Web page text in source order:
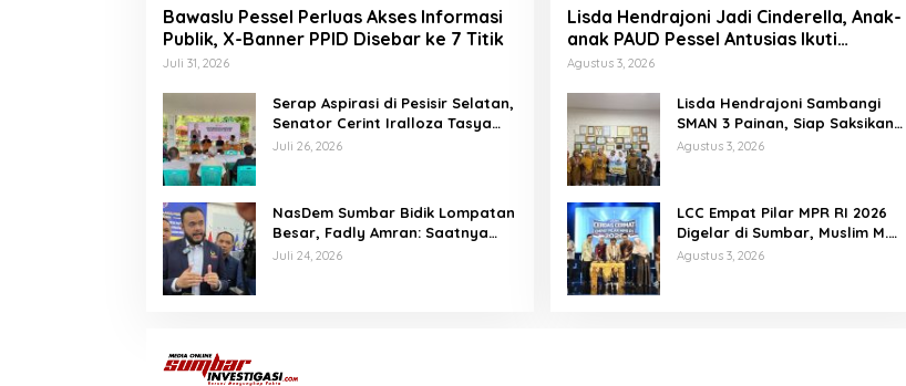
Bawaslu Pessel Perluas Akses Informasi
Publik, X-Banner PPID Disebar ke 7 Titik
Juli 31, 2026
Serap Aspirasi di Pesisir Selatan,
Senator Cerint Iralloza Tasya
Soroti BPJS hingga Kurikulum
Juli 26, 2026
NasDem Sumbar Bidik Lompatan
Besar, Fadly Amran: Saatnya
Naik Kelas dengan Kader
Juli 24, 2026
Lisda Hendrajoni Jadi Cinderella, Anak-
anak PAUD Pessel Antusias Ikuti
Dongeng
Agustus 3, 2026
Lisda Hendrajoni Sambangi
SMAN 3 Painan, Siap Saksikan
Perjuangan Tim LCC Empat Pilar
Agustus 3, 2026
LCC Empat Pilar MPR RI 2026
Digelar di Sumbar, Muslim M.
Yatim Tekankan Pentingnya
Agustus 3, 2026